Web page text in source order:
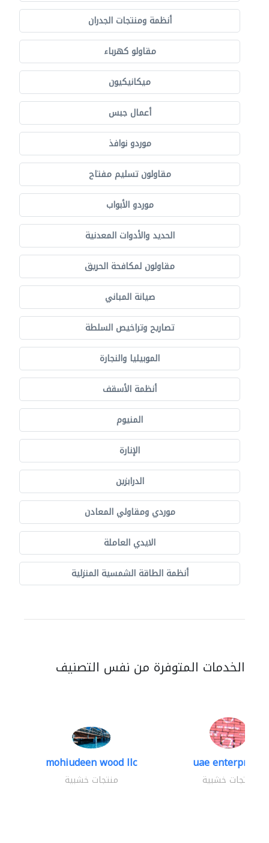
أنظمة ومنتجات الجدران
مقاولو كهرباء
ميكانيكيون
أعمال جبس
موردو نوافذ
مقاولون تسليم مفتاح
موردو الأبواب
الحديد والأدوات المعدنية
مقاولون لمكافحة الحريق
صيانة المباني
تصاريح وتراخيص السلطة
الموبيليا والنجارة
أنظمة الأسقف
المنيوم
الإنارة
الدرابزين
موردي ومقاولي المعادن
الايدي العاملة
أنظمة الطاقة الشمسية المنزلية
الخدمات المتوفرة من نفس التصنيف
mohiudeen wood llc
منتجات خشبية
uae enterprises
منتجات خشبية